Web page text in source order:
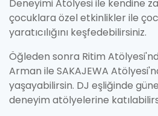
Deneyimi Atölyesi ile kendine
çocuklara özel etkinlikler ile
yaratıcılığını keşfedebilirsiniz.
Öğleden sonra Ritim
Arman ile SAKAJEWA
yaşayabilirsin. DJ eşliğinde
deneyim atölyelerine